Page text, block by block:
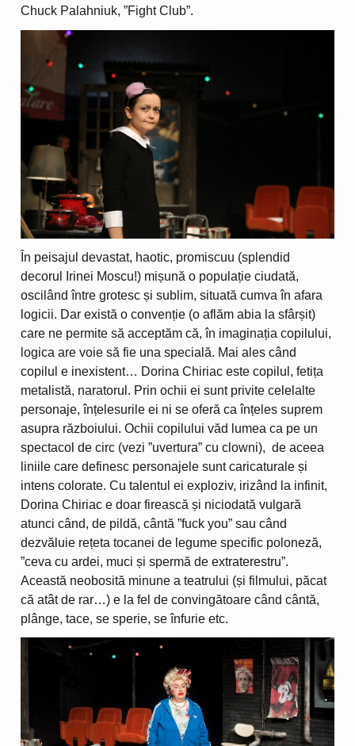
Chuck Palahniuk, ”Fight Club”.
În peisajul devastat, haotic, promiscuu (splendid
decorul Irinei Moscu!) mișună o populație ciudată,
oscilând între grotesc și sublim, situată cumva în afara
logicii. Dar există o convenție (o aflăm abia la sfârșit)
care ne permite să acceptăm că, în imaginația copilului,
logica are voie să fie una specială. Mai ales când
copilul e inexistent… Dorina Chiriac este copilul, fetița
metalistă, naratorul. Prin ochii ei sunt privite celelalte
personaje, înțelesurile ei ni se oferă ca înțeles suprem
asupra războiului. Ochii copilului văd lumea ca pe un
spectacol de circ (vezi ”uvertura” cu clowni), de aceea
liniile care definesc personajele sunt caricaturale și
intens colorate. Cu talentul ei exploziv, irizând la infinit,
Dorina Chiriac e doar firească și niciodată vulgară
atunci când, de pildă, cântă ”fuck you” sau când
dezvăluie rețeta tocanei de legume specific poloneză,
”ceva cu ardei, muci și spermă de extraterestru”.
Această neobosită minune a teatrului (și filmului, păcat
că atât de rar…) e la fel de convingătoare când cântă,
plânge, tace, se sperie, se înfurie etc.